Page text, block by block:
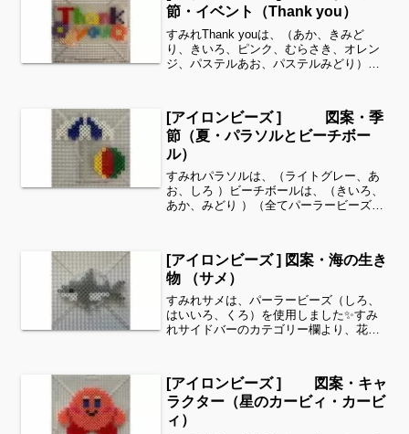
節・イベント（Thank you）
すみれThank youは、（あか、きみど
り、きいろ、ピンク、むらさき、オレン
ジ、パステルあお、パステルみどり）
ク、とうめい、あおみどり）全てパーラ
ービーズを使用しました✨...
[アイロンビーズ ] 図案・季
節（夏・パラソルとビーチボー
ル）
すみれパラソルは、（ライトグレー、あ
お、しろ ）ビーチボールは、（きいろ、
あか、みどり ）（全てパーラービーズ）
に図案を見ることができます！お時間が
ありましたら、他の図...
[アイロンビーズ ] 図案・海の生き
物 （サメ）
すみれサメは、パーラービーズ（しろ、
はいいろ、くろ）を使用しました✨すみ
れサイドバーのカテゴリー欄より、花・
案もぜひ覗いてみてください^ ^海の生き
物シリーズよりサメで...
[アイロンビーズ ] 図案・キャ
ラクター（星のカービィ・カービ
ィ）